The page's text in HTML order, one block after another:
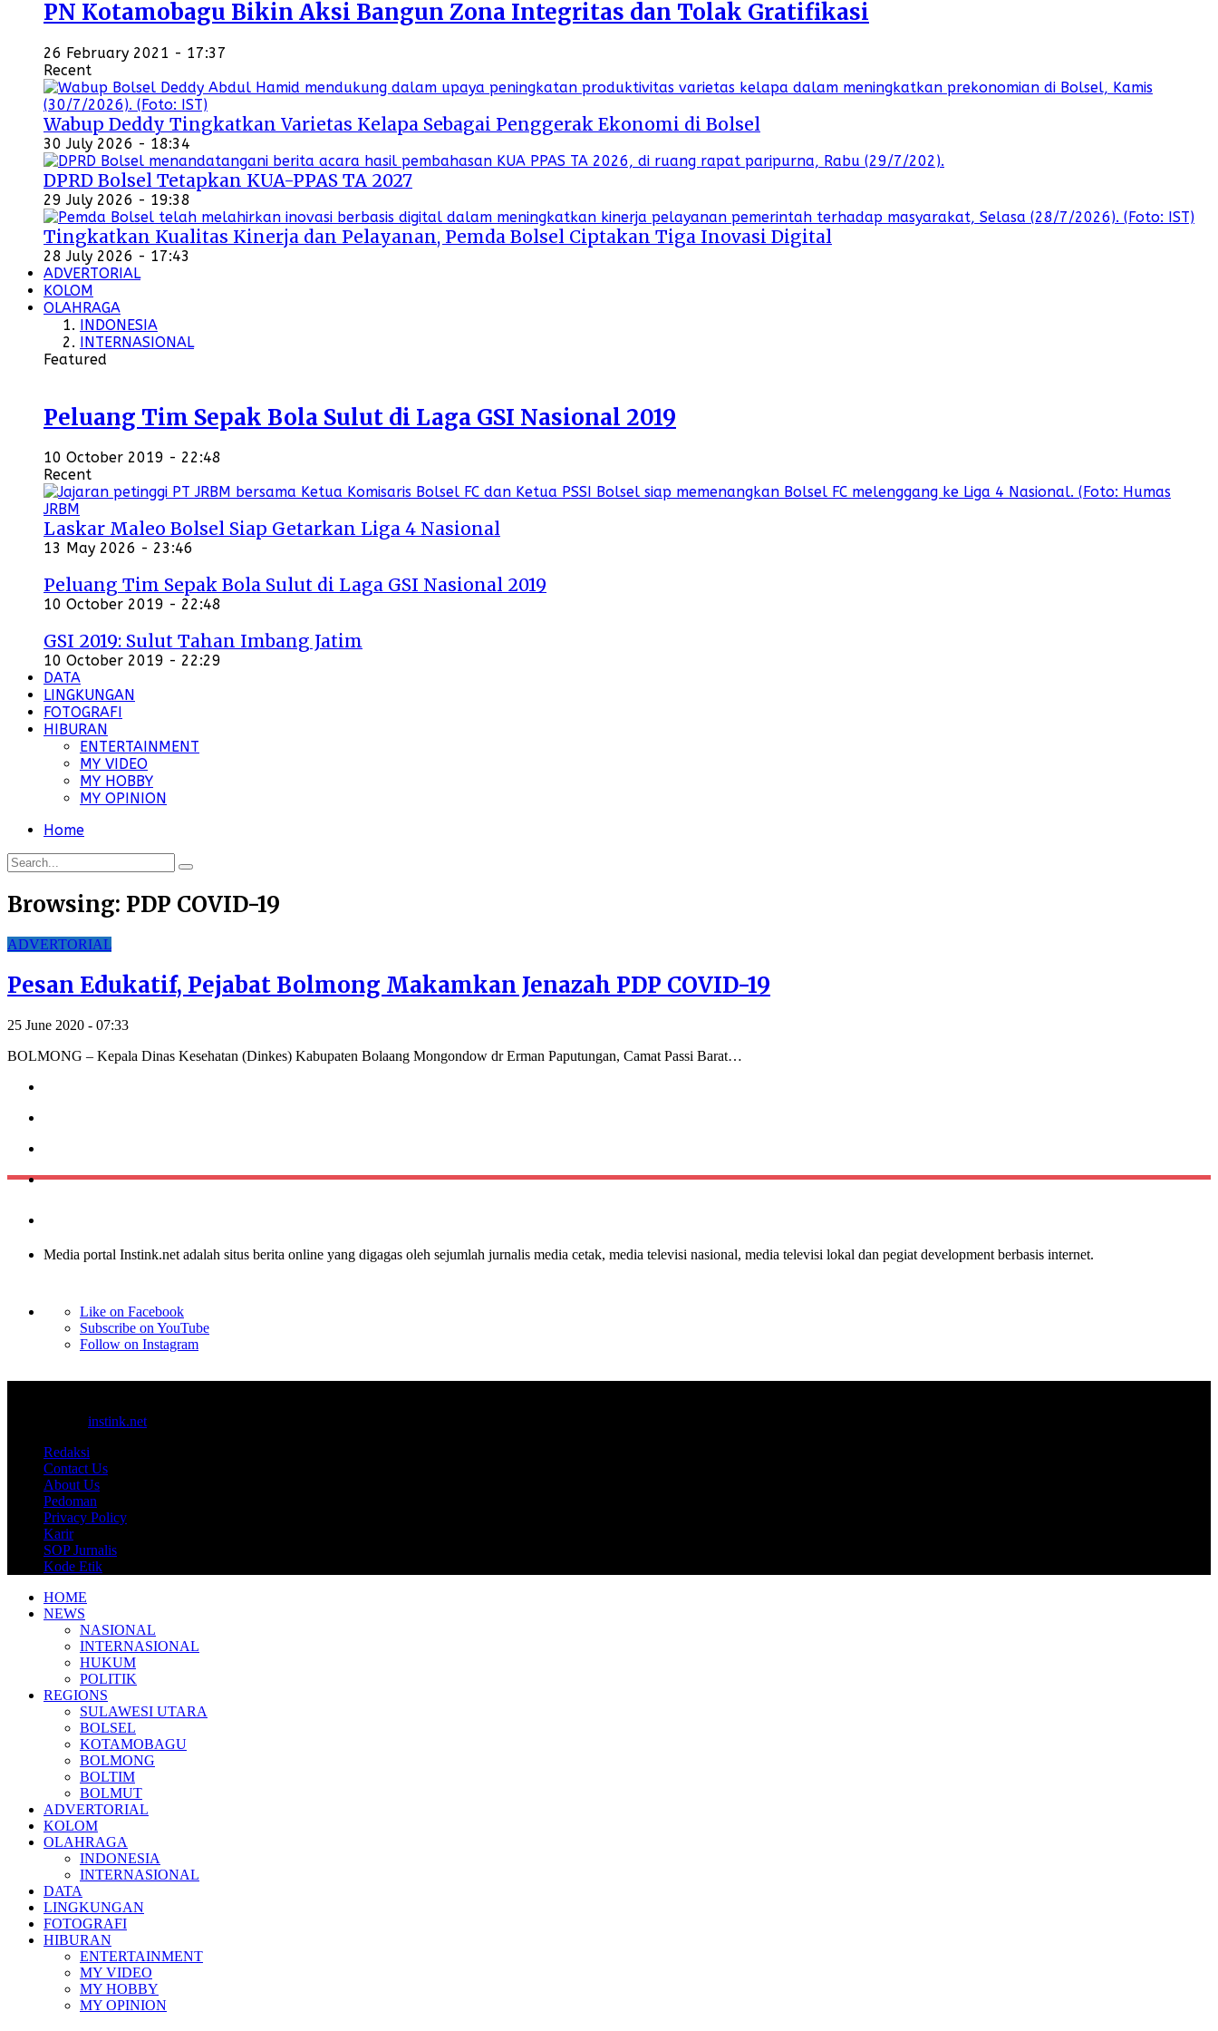
PN Kotamobagu Bikin Aksi Bangun Zona Integritas dan Tolak Gratifikasi
26 February 2021 - 17:37
Recent
Wabup Deddy Tingkatkan Varietas Kelapa Sebagai Penggerak Ekonomi di Bolsel
30 July 2026 - 18:34
DPRD Bolsel Tetapkan KUA-PPAS TA 2027
29 July 2026 - 19:38
Tingkatkan Kualitas Kinerja dan Pelayanan, Pemda Bolsel Ciptakan Tiga Inovasi Digital
28 July 2026 - 17:43
ADVERTORIAL
KOLOM
OLAHRAGA
INDONESIA
INTERNASIONAL
Featured
Peluang Tim Sepak Bola Sulut di Laga GSI Nasional 2019
10 October 2019 - 22:48
Recent
Laskar Maleo Bolsel Siap Getarkan Liga 4 Nasional
13 May 2026 - 23:46
Peluang Tim Sepak Bola Sulut di Laga GSI Nasional 2019
10 October 2019 - 22:48
GSI 2019: Sulut Tahan Imbang Jatim
10 October 2019 - 22:29
DATA
LINGKUNGAN
FOTOGRAFI
HIBURAN
ENTERTAINMENT
MY VIDEO
MY HOBBY
MY OPINION
Home
Browsing: PDP COVID-19
ADVERTORIAL
Pesan Edukatif, Pejabat Bolmong Makamkan Jenazah PDP COVID-19
25 June 2020 - 07:33
BOLMONG – Kepala Dinas Kesehatan (Dinkes) Kabupaten Bolaang Mongondow dr Erman Paputungan, Camat Passi Barat…
Media portal Instink.net adalah situs berita online yang digagas oleh sejumlah jurnalis media cetak, media televisi nasional, media televisi lokal dan pegiat development berbasis internet.
Like on Facebook
Subscribe on YouTube
Follow on Instagram
instink.net
Redaksi
Contact Us
About Us
Pedoman
Privacy Policy
Karir
SOP Jurnalis
Kode Etik
HOME
NEWS
NASIONAL
INTERNASIONAL
HUKUM
POLITIK
REGIONS
SULAWESI UTARA
BOLSEL
KOTAMOBAGU
BOLMONG
BOLTIM
BOLMUT
ADVERTORIAL
KOLOM
OLAHRAGA
INDONESIA
INTERNASIONAL
DATA
LINGKUNGAN
FOTOGRAFI
HIBURAN
ENTERTAINMENT
MY VIDEO
MY HOBBY
MY OPINION